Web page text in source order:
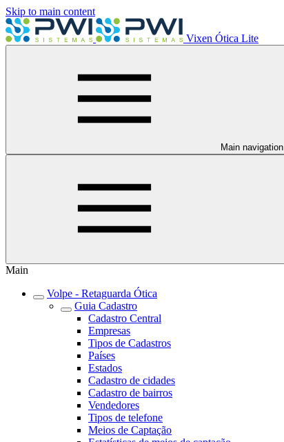
Skip to main content
Vixen Ótica Lite
Main navigation
Main
Volpe - Retaguarda Ótica
Guia Cadastro
Cadastro Central
Empresas
Tipos de Cadastros
Países
Estados
Cadastro de cidades
Cadastro de bairros
Vendedores
Tipos de telefone
Meios de Captação